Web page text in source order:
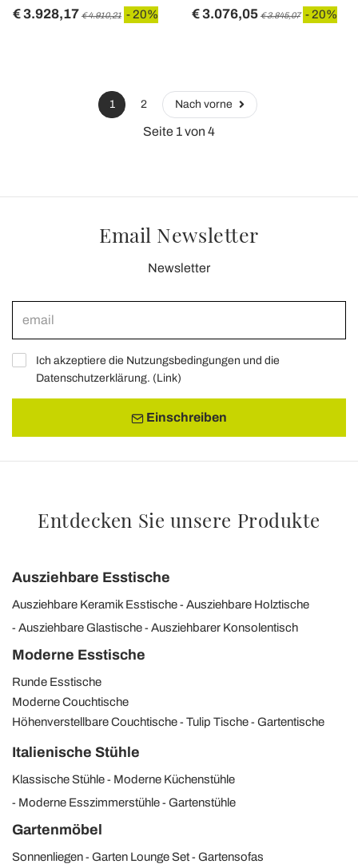
€ 3.928,17 € 4.910,21 - 20% € 3.076,05 € 3.845,07 - 20%
1 2 Nach vorne
Seite 1 von 4
Email Newsletter
Newsletter
Ich akzeptiere die Nutzungsbedingungen und die
Datenschutzerklärung. (Link)
Einschreiben
Entdecken Sie unsere Produkte
Ausziehbare Esstische
Ausziehbare Keramik Esstische
Ausziehbare Holztische
Ausziehbare Glastische
Ausziehbarer Konsolentisch
Moderne Esstische
Runde Esstische
Moderne Couchtische
Höhenverstellbare Couchtische
Tulip Tische Gartentische
Italienische Stühle
Klassische Stühle
Moderne Küchenstühle
Moderne Esszimmerstühle
Gartenstühle
Gartenmöbel
Sonnenliegen Garten Lounge Set
Gartensofas